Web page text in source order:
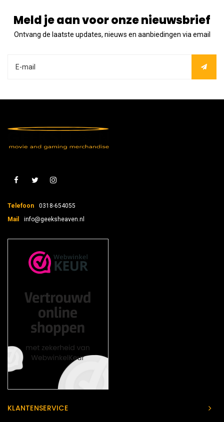
Meld je aan voor onze nieuwsbrief
Ontvang de laatste updates, nieuws en aanbiedingen via email
Telefoon
0318-654055
Mail
info@geeksheaven.nl
KLANTENSERVICE